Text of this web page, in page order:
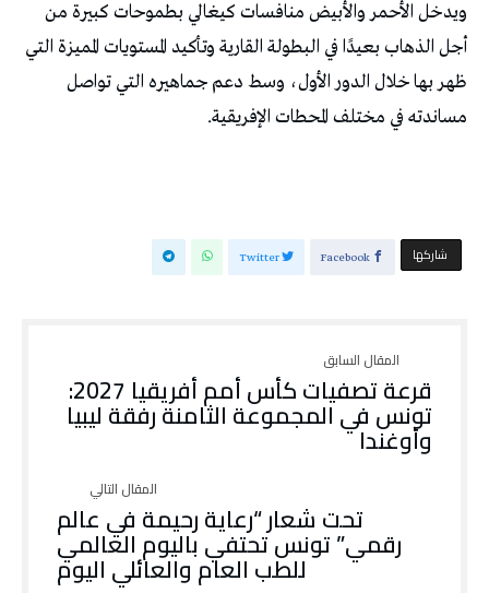
ويدخل الأحمر والأبيض منافسات كيغالي بطموحات كبيرة من
أجل الذهاب بعيدًا في البطولة القارية وتأكيد المستويات المميزة التي
ظهر بها خلال الدور الأول، وسط دعم جماهيره التي تواصل
مساندته في مختلف المحطات الإفريقية.
‫‫ شاركها‬ Facebook
Twitter
قرعة تصفيات كأس أمم أفريقيا 2027:
تونس في المجموعة الثامنة رفقة ليبيا
وأوغندا
تحت شعار “رعاية رحيمة في عالم
رقمي” تونس تحتفي باليوم العالمي
للطب العام والعائلي اليوم